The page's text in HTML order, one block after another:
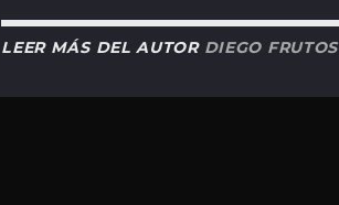
LEER MÁS DEL AUTOR DIEGO FRUTOS